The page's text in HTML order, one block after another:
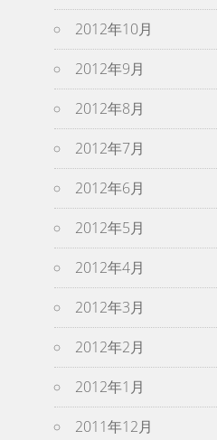
2012年10月
2012年9月
2012年8月
2012年7月
2012年6月
2012年5月
2012年4月
2012年3月
2012年2月
2012年1月
2011年12月